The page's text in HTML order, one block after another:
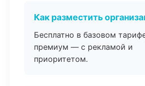
Как разместить
Бесплатно в базовом
премиум — с рекламой и
приоритетом.